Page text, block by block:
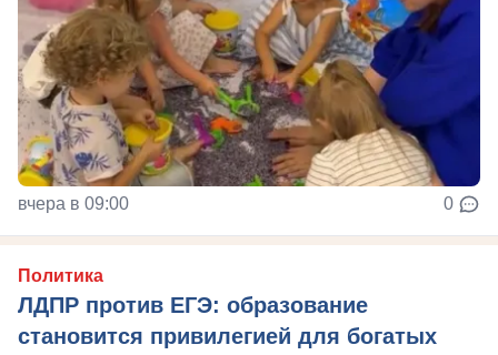
вчера в 09:00 0
Политика
ЛДПР против ЕГЭ: образование
становится привилегией для богатых